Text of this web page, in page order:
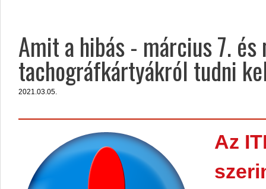
Amit a hibás - március 7.
tachográfkártyákról tudni
2021.03.05.
Az